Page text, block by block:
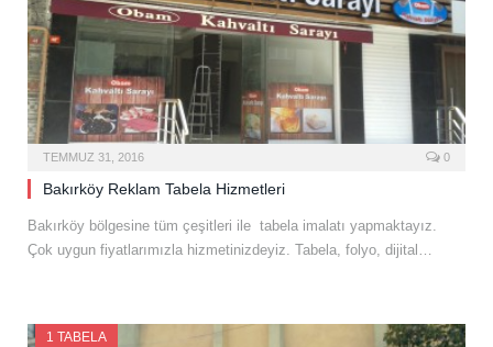
TEMMUZ 31, 2016 0
Bakırköy Reklam Tabela Hizmetleri
Bakırköy bölgesine tüm çeşitleri ile tabela imalatı yapmaktayız.
Çok uygun fiyatlarımızla hizmetinizdeyiz. Tabela, folyo, dijital…
1 TABELA